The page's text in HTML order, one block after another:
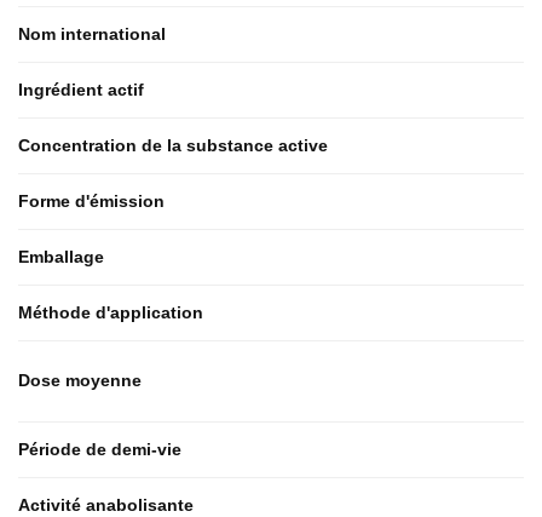
Nom international
Ingrédient actif
Concentration de la substance active
Forme d'émission
Emballage
Méthode d'application
Dose moyenne
Période de demi-vie
Activité anabolisante